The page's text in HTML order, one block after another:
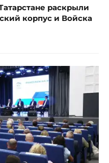
раскрыли
корпус и Войска